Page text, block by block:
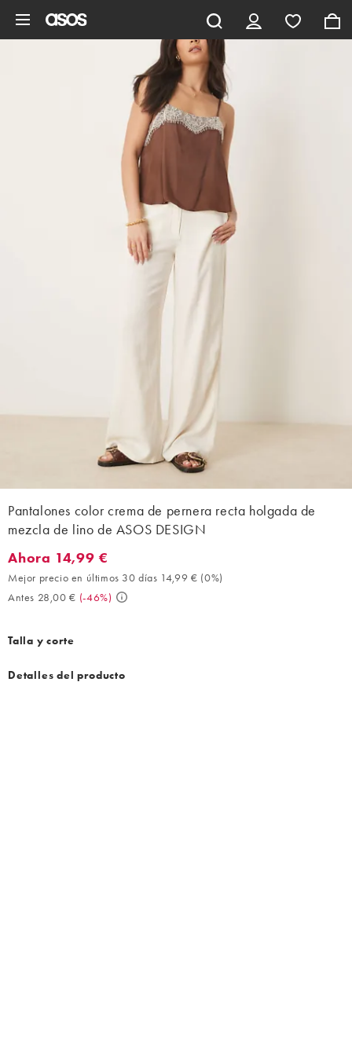
Pantalones color crema de pernera recta holgada de
mezcla de lino de ASOS DESIGN
Ahora 14,99 €. Mejor precio en últimos 30 días 14,99 € (0%).
Ahora 14,99 €
Mejor precio en últimos 30 días 14,99 € (0%)
Antes 28,00 € (-46%)
Talla y corte
Detalles del producto